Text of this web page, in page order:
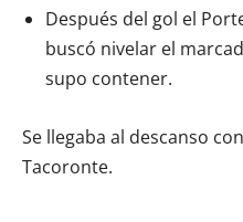
Después del gol el
buscó nivelar el
supo contener.
Se llegaba al descanso
Tacoronte.